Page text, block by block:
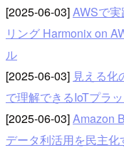
[2025-06-03]AWSで
リング Harmonix on
ル
[2025-06-03] 見える化
で理解できるIoTプラ
[2025-06-03]Amazon
データ利活⽤を⺠主化